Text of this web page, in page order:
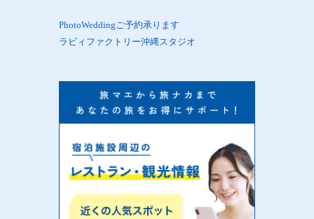
PhotoWeddingご予約承ります
ラビィファクトリー沖縄スタジオ